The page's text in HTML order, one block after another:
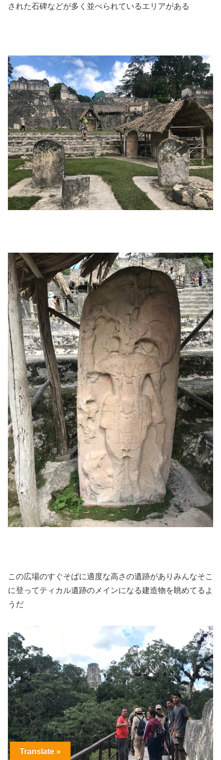
された石碑などが多く並べられているエリアがある
この広場のすぐそばに適度な高さの遺跡がありみんなそこ
に登ってティカル遺跡のメインになる建造物を眺めてるよ
うだ
Translate »